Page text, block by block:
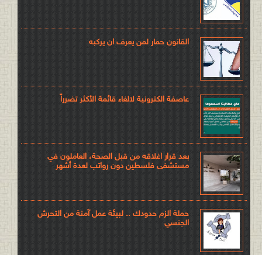
القانون حمار لمن يعرف ان يركبه
عاصفة الكترونية لالغاء قائمة الأكثر تضرراً
بعد قرار اغلاقه من قبل الصحة، العاملون في
مستشفى فلسطين دون رواتب لعدة أشهر
حملة الزم حدودك .. لبيئة عمل آمنة من التحرش
الجنسي